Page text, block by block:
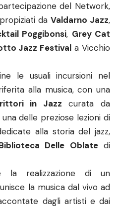
del Network,
da Valdarno Jazz,
Poggibonsi, Grey Cat
Jazz Festival a Vicchio
le usuali incursioni nel
alla musica, con una
in Jazz curata da
delle preziose lezioni di
alla storia del jazz,
Delle Oblatedi
la realizzazione di un
la musica dal vivo ad
dagli artisti e dai